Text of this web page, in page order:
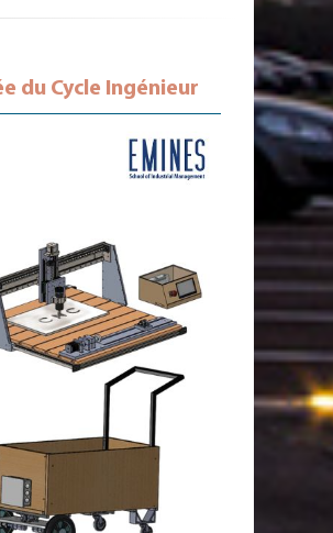
du Cycle Ingénieur